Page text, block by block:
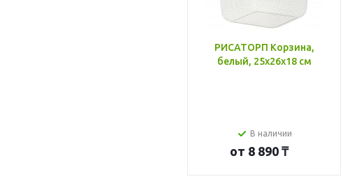
РИСАТОРП Корзина,
белый, 25x26x18 см
В наличии
от 8 890 ₸